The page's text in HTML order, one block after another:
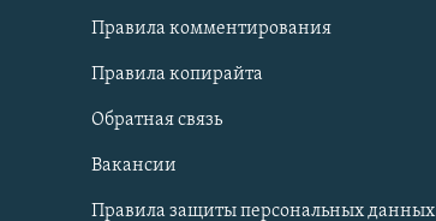
Правила комментирования
Правила копирайта
Обратная связь
Вакансии
Правила защиты персональных данных